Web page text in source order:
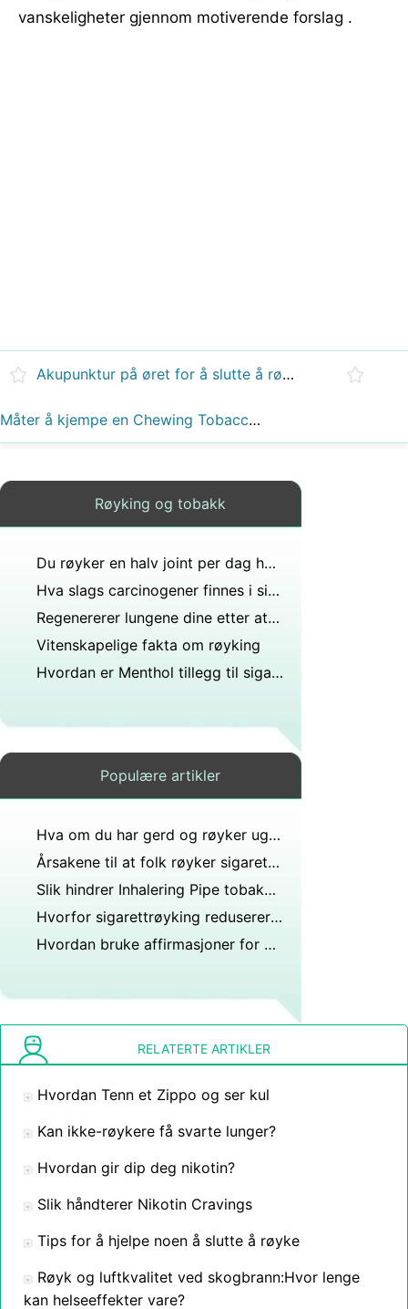
vanskeligheter gjennom motiverende forslag .
Akupunktur på øret for å slutte å røyke
Måter å kjempe en Chewing Tobacco Addiction
Røyking og tobakk
Du røyker en halv joint per dag hvor lenge skal du rense kroppen for deteksjon?
Hva slags carcinogener finnes i sigarettrøyk
Regenererer lungene dine etter at du slutter å røyke?
Vitenskapelige fakta om røyking
Hvordan er Menthol tillegg til sigaretter
Populære artikler
Hva om du har gerd og røyker ugress?
Årsakene til at folk røyker sigaretter
Slik hindrer Inhalering Pipe tobakksrøyk
Hvorfor sigarettrøyking reduserer effektiviteten til lungene i gassutveksling?
Hvordan bruke affirmasjoner for å slutte å røyke
RELATERTE ARTIKLER
Hvordan Tenn et Zippo og ser kul
Kan ikke-røykere få svarte lunger?
Hvordan gir dip deg nikotin?
Slik håndterer Nikotin Cravings
Tips for å hjelpe noen å slutte å røyke
Røyk og luftkvalitet ved skogbrann:Hvor lenge
kan helseeffekter vare?